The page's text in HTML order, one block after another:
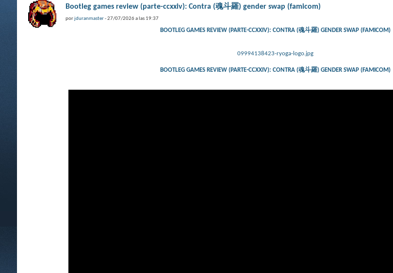
Bootleg games review (parte-ccxxiv): Contra (魂斗羅) gender swap (famicom)
porjduranmaster- 27/07/2026 a las 19:37
BOOTLEG GAMES REVIEW (PARTE-CCXXIV): CONTRA (魂斗羅) GENDER SWAP (FAMICOM)
09994138423-ryoga-logo.jpg
BOOTLEG GAMES REVIEW (PARTE-CCXXIV): CONTRA (魂斗羅) GENDER SWAP (FAMICOM)